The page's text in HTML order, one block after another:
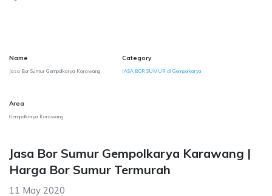
Name
Jasa Bor Sumur Gempolkarya Karawang
Category
JASA BOR SUMUR di Gempolkarya
Area
Gempolkarya Karawang
Jasa Bor Sumur Gempolkarya Karawang |
Harga Bor Sumur Termurah
11 May 2020